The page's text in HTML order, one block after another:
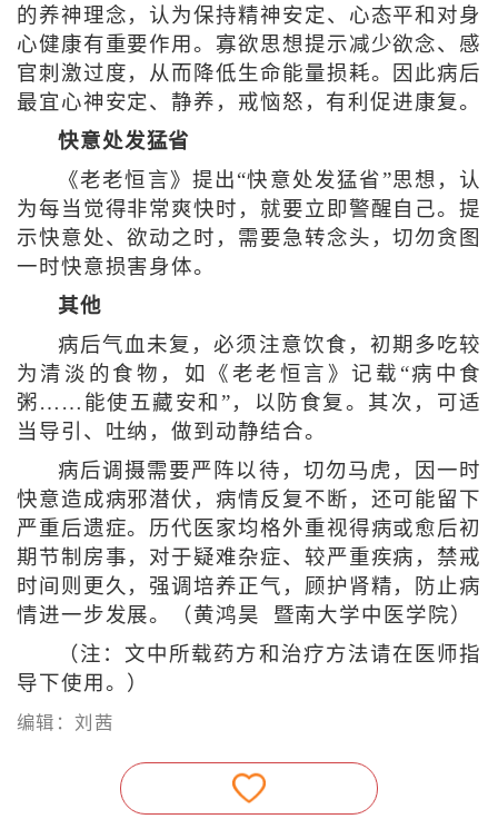
的养神理念，认为保持精神安定、心态平和对身
心健康有重要作用。寡欲思想提示减少欲念、感
官刺激过度，从而降低生命能量损耗。因此病后
最宜心神安定、静养，戒恼怒，有利促进康复。
快意处发猛省
《老老恒言》提出“快意处发猛省”思想，认
为每当觉得非常爽快时，就要立即警醒自己。提
示快意处、欲动之时，需要急转念头，切勿贪图
一时快意损害身体。
其他
病后气血未复，必须注意饮食，初期多吃较
为清淡的食物，如《老老恒言》记载“病中食
粥……能使五藏安和”，以防食复。其次，可适
当导引、吐纳，做到动静结合。
病后调摄需要严阵以待，切勿马虎，因一时
快意造成病邪潜伏，病情反复不断，还可能留下
严重后遗症。历代医家均格外重视得病或愈后初
期节制房事，对于疑难杂症、较严重疾病，禁戒
时间则更久，强调培养正气，顾护肾精，防止病
情进一步发展。（黄鸿昊 暨南大学中医学院）
（注：文中所载药方和治疗方法请在医师指
导下使用。）
编辑：刘茜